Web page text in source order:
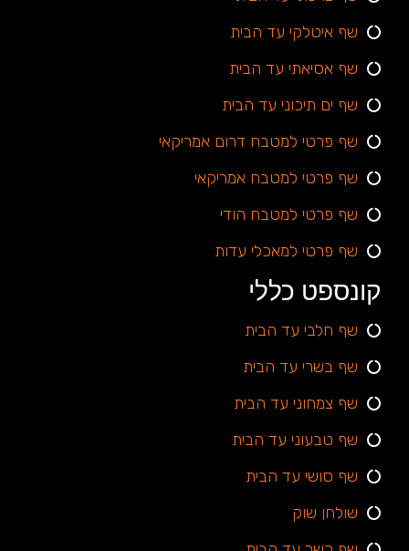
שף איטלקי עד הבית
שף אסיאתי עד הבית
שף ים תיכוני עד הבית
שף פרטי למטבח דרום אמריקאי
שף פרטי למטבח אמריקאי
שף פרטי למטבח הודי
שף פרטי למאכלי עדות
קונספט כללי
שף חלבי עד הבית
שף בשרי עד הבית
שף צמחוני עד הבית
שף טבעוני עד הבית
שף סושי עד הבית
שולחן שוק